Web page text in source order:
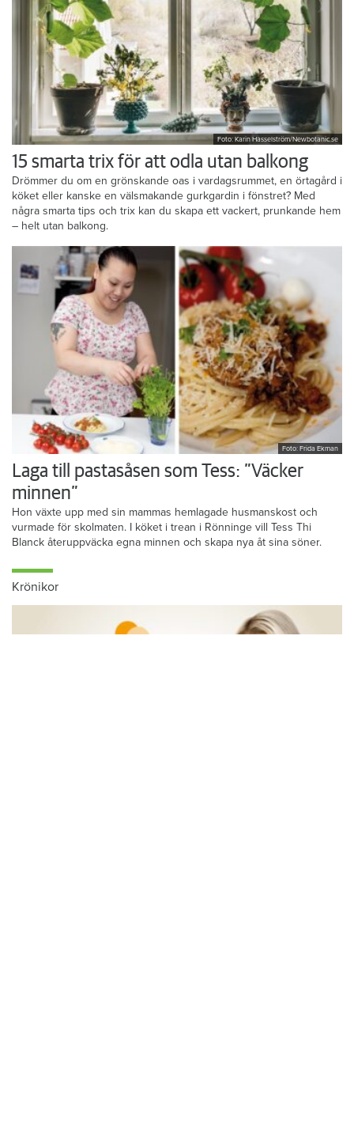
Foto: Karin Hasselström/Newbotanic.se
15 smarta trix för att odla utan balkong
Drömmer du om en grönskande oas i vardagsrummet, en örtagård i
köket eller kanske en välsmakande gurkgardin i fönstret? Med
några smarta tips och trix kan du skapa ett vackert, prunkande hem
– helt utan balkong.
Foto: Frida Ekman
Laga till pastasåsen som Tess: ”Väcker
minnen”
Hon växte upp med sin mammas hemlagade husmanskost och
vurmade för skolmaten. I köket i trean i Rönninge vill Tess Thi
Blanck återuppväcka egna minnen och skapa nya åt sina söner.
Krönikor